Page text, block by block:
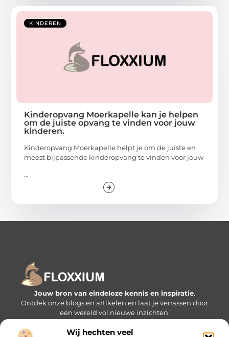
Wij hechten veel
KINDEREN
Kinderopvang Moerkapelle kan je helpen
om de juiste opvang te vinden voor jouw
kinderen.
Kinderopvang Moerkapelle helpt je om de juiste en
meest bijpassende kinderopvang te vinden voor jouw
...
Jouw bron van eindeloze kennis en inspiratie.
Ontdek onze blogs en artikelen en laat je verrassen door
een wereld vol nieuwe inzichten.
Bericht categorie